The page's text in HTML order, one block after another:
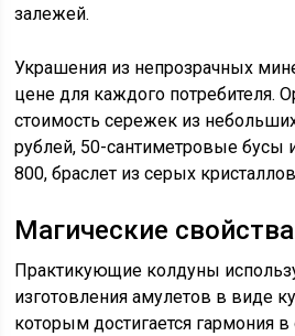
залежей.
Украшения из непрозрачных
цене для каждого потребителя.
стоимость сережек из
рублей, 50-сантиметровые бусы
800, браслет из серых
Магические свойства
Практикующие колдуны
изготовления амулетов в виде
которым достигается гармония